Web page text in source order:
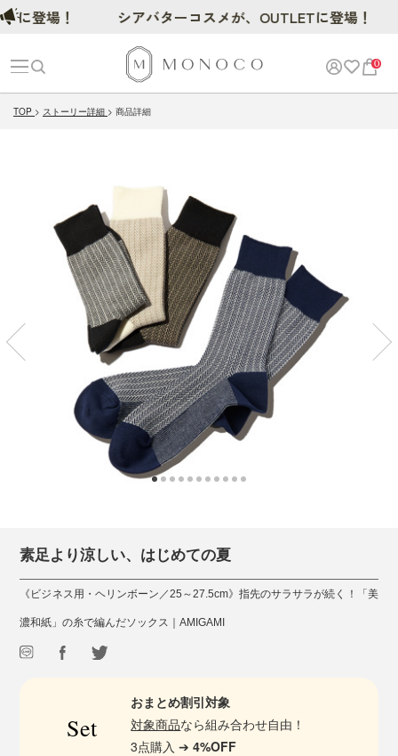
0
TOP ストーリー詳細 商品詳細
素足より涼しい、はじめての夏
《ビジネス用・ヘリンボーン／25～27.5cm》指先のサラサラが続く！「美
濃和紙」の糸で編んだソックス｜AMIGAMI
Set
おまとめ割引対象
対象商品なら組み合わせ自由！
3点購入 ➔4%OFF
！ シアバターコスメが、OUTLETに登場！